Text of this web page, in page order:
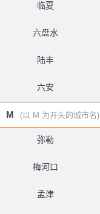
临夏
六盘水
陆丰
六安
M (以 M 为开头的城市名)
弥勒
梅河口
孟津